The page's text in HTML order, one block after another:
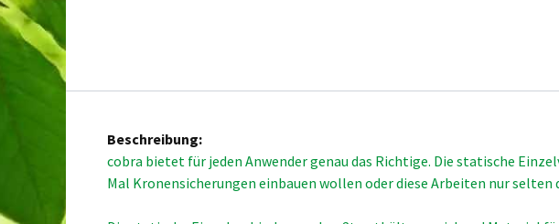
Beschreibung:
cobra bietet für jeden Anwender genau das Richtige. Die statische
Mal Kronensicherungen einbauen wollen oder diese Arbeiten nur selten